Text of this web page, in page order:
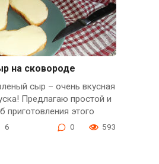
на сковороде
сыр – очень вкусная
Предлагаю простой и
приготовления этого
6 0 593